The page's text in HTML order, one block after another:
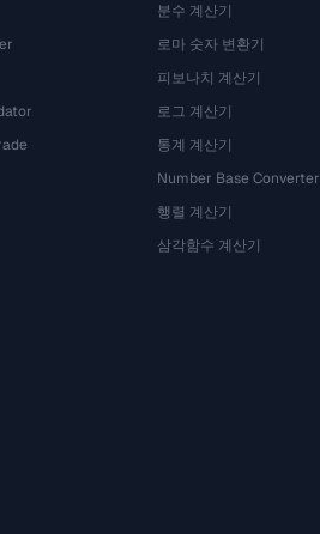
분수 계산기
로마 숫자 변환기
피보나치 계산기
로그 계산기
통계 계산기
Number Base Converter
행렬 계산기
삼각함수 계산기